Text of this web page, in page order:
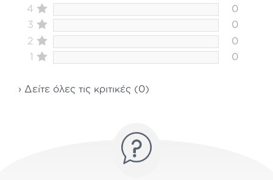
4
0
3
0
2
0
1
0
› Δείτε όλες τις κριτικές (0)